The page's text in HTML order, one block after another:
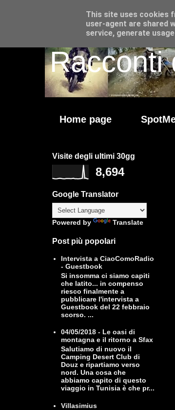
Racconti
Home page
Visite degli ultimi 30gg
8,694
Google Translator
Powered by Translate
Post più popolari
Intervista a CiaoComoRadio
- Guestbook
Si insomma ci siamo capiti
che latito... in compenso
riesco finalmente a
pubblicare l'intervista a
Guestbook del 22 febbraio
scorso. ...
04/05/2018 - Le oasi di
montagna e il ritorno a Sfax
Salutiamo di nuovo il
Camping Desert Club di
Douz e ripartiamo verso
nord. Una cosa che
abbiamo capito di questo
viaggio in Tunisia è che pr...
Villasimius
This site uses cookies
user-agent are shared
service, generate